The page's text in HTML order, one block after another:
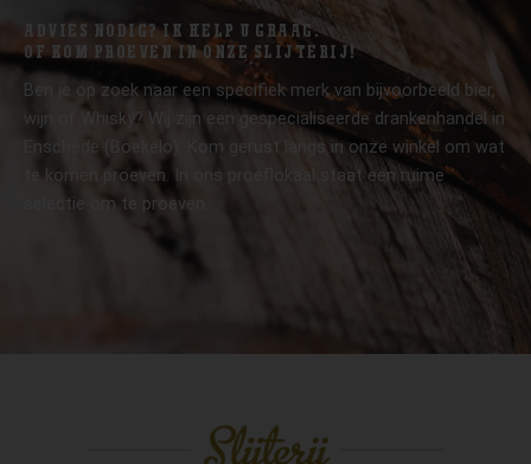
ADVIES NODIG? IK HELP U GRAAG.
OF KOM PROEVEN IN ONZE SLIJTERIJ!
Ben je op zoek naar een specifiek merk van bijvoorbeeld bier,
wijn of Whisky? Wij zijn een gespecialiseerde drankenhandel in
Enschede (Boekelo). Kom gerust langs in onze winkel om wat
te komen proeven. In ons proeflokaal staat een ruime
selectie om te proeven.